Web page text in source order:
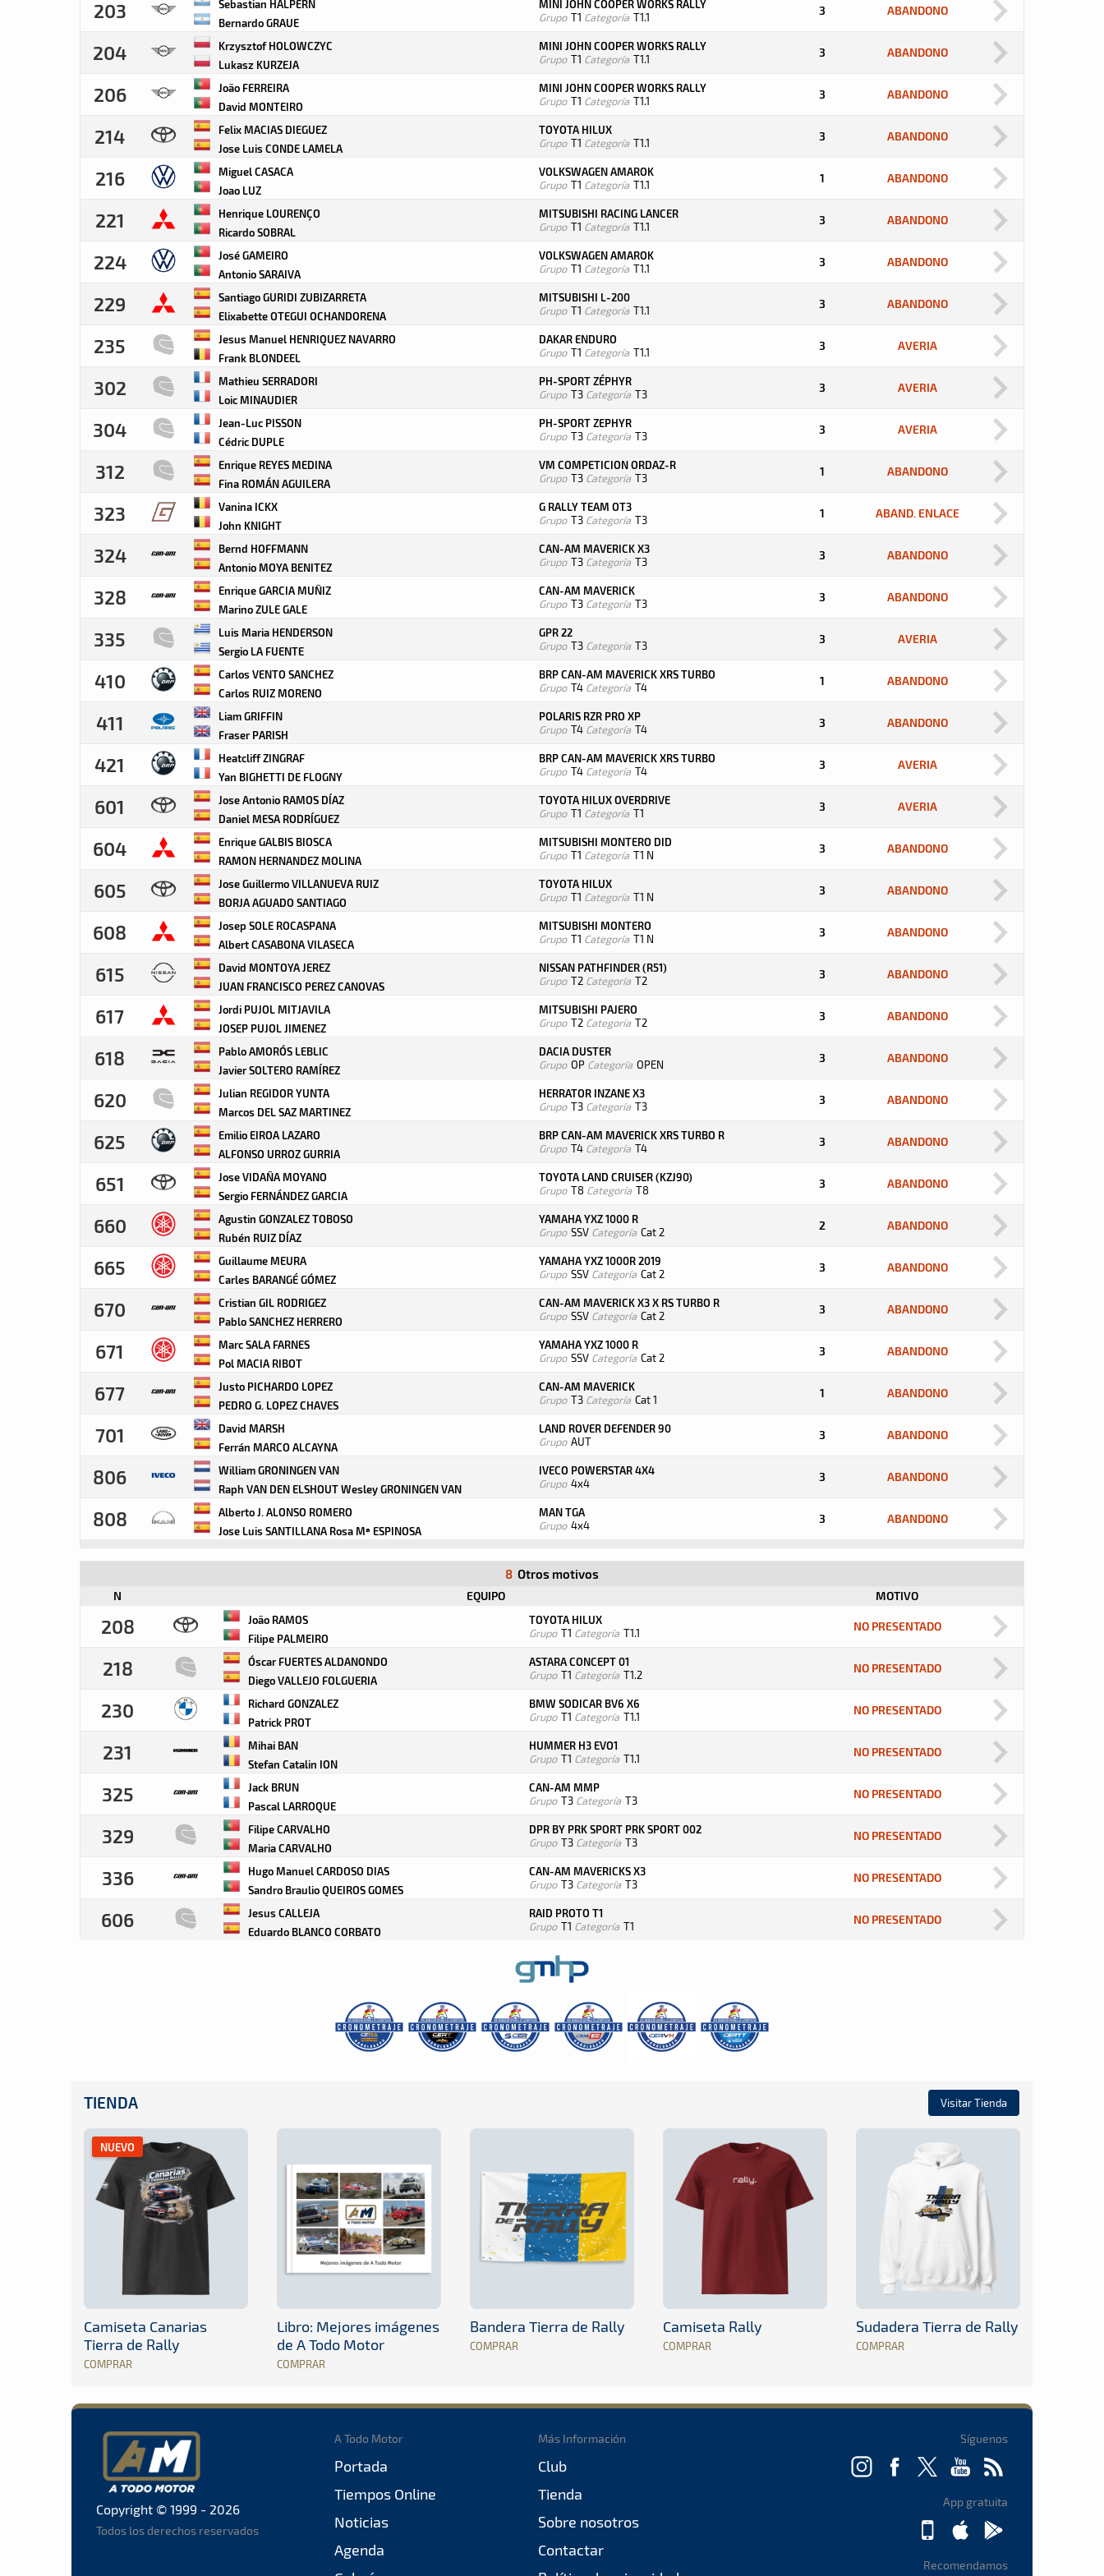
203
Sebastian HALPERN
Bernardo GRAUE
MINI JOHN COOPER WORKS RALLY
Grupo T1 Categoría T1.1 3 ABANDONO
204
Krzysztof HOLOWCZYC
Lukasz KURZEJA
MINI JOHN COOPER WORKS RALLY
Grupo T1 Categoría T1.1 3 ABANDONO
206
João FERREIRA
David MONTEIRO
MINI JOHN COOPER WORKS RALLY
Grupo T1 Categoría T1.1 3 ABANDONO
214
Felix MACIAS DIEGUEZ
Jose Luis CONDE LAMELA
TOYOTA HILUX
Grupo T1 Categoría T1.1 3 ABANDONO
216
Miguel CASACA
Joao LUZ
VOLKSWAGEN AMAROK
Grupo T1 Categoría T1.1 1 ABANDONO
221
Henrique LOURENÇO
Ricardo SOBRAL
MITSUBISHI RACING LANCER
Grupo T1 Categoría T1.1 3 ABANDONO
224
José GAMEIRO
Antonio SARAIVA
VOLKSWAGEN AMAROK
Grupo T1 Categoría T1.1 3 ABANDONO
229
Santiago GURIDI ZUBIZARRETA
Elixabette OTEGUI OCHANDORENA
MITSUBISHI L-200
Grupo T1 Categoría T1.1 3 ABANDONO
235
Jesus Manuel HENRIQUEZ NAVARRO
Frank BLONDEEL
DAKAR ENDURO
Grupo T1 Categoría T1.1 3 AVERIA
302
Mathieu SERRADORI
Loic MINAUDIER
PH-SPORT ZÉPHYR
Grupo T3 Categoría T3 3 AVERIA
304
Jean-Luc PISSON
Cédric DUPLE
PH-SPORT ZEPHYR
Grupo T3 Categoría T3 3 AVERIA
312
Enrique REYES MEDINA
Fina ROMÁN AGUILERA
VM COMPETICION ORDAZ-R
Grupo T3 Categoría T3 1 ABANDONO
323
Vanina ICKX
John KNIGHT
G RALLY TEAM OT3
Grupo T3 Categoría T3 1 ABAND. ENLACE
324
Bernd HOFFMANN
Antonio MOYA BENITEZ
CAN-AM MAVERICK X3
Grupo T3 Categoría T3 3 ABANDONO
328
Enrique GARCIA MUÑIZ
Marino ZULE GALE
CAN-AM MAVERICK
Grupo T3 Categoría T3 3 ABANDONO
335
Luis Maria HENDERSON
Sergio LA FUENTE
GPR 22
Grupo T3 Categoría T3 3 AVERIA
410
Carlos VENTO SANCHEZ
Carlos RUIZ MORENO
BRP CAN-AM MAVERICK XRS TURBO
Grupo T4 Categoría T4 1 ABANDONO
411
Liam GRIFFIN
Fraser PARISH
POLARIS RZR PRO XP
Grupo T4 Categoría T4 3 ABANDONO
421
Heatcliff ZINGRAF
Yan BIGHETTI DE FLOGNY
BRP CAN-AM MAVERICK XRS TURBO
Grupo T4 Categoría T4 3 AVERIA
601
Jose Antonio RAMOS DÍAZ
Daniel MESA RODRÍGUEZ
TOYOTA HILUX OVERDRIVE
Grupo T1 Categoría T1 3 AVERIA
604
Enrique GALBIS BIOSCA
RAMON HERNANDEZ MOLINA
MITSUBISHI MONTERO DID
Grupo T1 Categoría T1 N 3 ABANDONO
605
Jose Guillermo VILLANUEVA RUIZ
BORJA AGUADO SANTIAGO
TOYOTA HILUX
Grupo T1 Categoría T1 N 3 ABANDONO
608
Josep SOLE ROCASPANA
Albert CASABONA VILASECA
MITSUBISHI MONTERO
Grupo T1 Categoría T1 N 3 ABANDONO
615
David MONTOYA JEREZ
JUAN FRANCISCO PEREZ CANOVAS
NISSAN PATHFINDER (R51)
Grupo T2 Categoría T2 3 ABANDONO
617
Jordi PUJOL MITJAVILA
JOSEP PUJOL JIMENEZ
MITSUBISHI PAJERO
Grupo T2 Categoría T2 3 ABANDONO
618
Pablo AMORÓS LEBLIC
Javier SOLTERO RAMÍREZ
DACIA DUSTER
Grupo OP Categoría OPEN 3 ABANDONO
620
Julian REGIDOR YUNTA
Marcos DEL SAZ MARTINEZ
HERRATOR INZANE X3
Grupo T3 Categoría T3 3 ABANDONO
625
Emilio EIROA LAZARO
ALFONSO URROZ GURRIA
BRP CAN-AM MAVERICK XRS TURBO R
Grupo T4 Categoría T4 3 ABANDONO
651
Jose VIDAÑA MOYANO
Sergio FERNÁNDEZ GARCIA
TOYOTA LAND CRUISER (KZJ90)
Grupo T8 Categoría T8 3 ABANDONO
660
Agustin GONZALEZ TOBOSO
Rubén RUIZ DÍAZ
YAMAHA YXZ 1000 R
Grupo SSV Categoría Cat 2 2 ABANDONO
665
Guillaume MEURA
Carles BARANGÉ GÓMEZ
YAMAHA YXZ 1000R 2019
Grupo SSV Categoría Cat 2 3 ABANDONO
670
Cristian GIL RODRIGEZ
Pablo SANCHEZ HERRERO
CAN-AM MAVERICK X3 X RS TURBO R
Grupo SSV Categoría Cat 2 3 ABANDONO
671
Marc SALA FARNES
Pol MACIA RIBOT
YAMAHA YXZ 1000 R
Grupo SSV Categoría Cat 2 3 ABANDONO
677
Justo PICHARDO LOPEZ
PEDRO G. LOPEZ CHAVES
CAN-AM MAVERICK
Grupo T3 Categoría Cat 1 1 ABANDONO
701
David MARSH
Ferrán MARCO ALCAYNA
LAND ROVER DEFENDER 90
Grupo AUT 3 ABANDONO
806
William GRONINGEN VAN
Raph VAN DEN ELSHOUT Wesley GRONINGEN VAN
IVECO POWERSTAR 4X4
Grupo 4x4 3 ABANDONO
808
Alberto J. ALONSO ROMERO
Jose Luis SANTILLANA Rosa Mª ESPINOSA
MAN TGA
Grupo 4x4 3 ABANDONO
8 Otros motivos
N EQUIPO MOTIVO
208
João RAMOS
Filipe PALMEIRO
TOYOTA HILUX
Grupo T1 Categoría T1.1 NO PRESENTADO
218
Óscar FUERTES ALDANONDO
Diego VALLEJO FOLGUERIA
ASTARA CONCEPT 01
Grupo T1 Categoría T1.2 NO PRESENTADO
230
Richard GONZALEZ
Patrick PROT
BMW SODICAR BV6 X6
Grupo T1 Categoría T1.1 NO PRESENTADO
231
Mihai BAN
Stefan Catalin ION
HUMMER H3 EVO1
Grupo T1 Categoría T1.1 NO PRESENTADO
325
Jack BRUN
Pascal LARROQUE
CAN-AM MMP
Grupo T3 Categoría T3 NO PRESENTADO
329
Filipe CARVALHO
Maria CARVALHO
DPR BY PRK SPORT PRK SPORT 002
Grupo T3 Categoría T3 NO PRESENTADO
336
Hugo Manuel CARDOSO DIAS
Sandro Braulio QUEIROS GOMES
CAN-AM MAVERICKS X3
Grupo T3 Categoría T3 NO PRESENTADO
606
Jesus CALLEJA
Eduardo BLANCO CORBATO
RAID PROTO T1
Grupo T1 Categoría T1 NO PRESENTADO
TIENDA Visitar Tienda
NUEVO
Camiseta Canarias
Tierra de Rally
COMPRAR
Libro: Mejores imágenes
de A Todo Motor
COMPRAR
Bandera Tierra de Rally
COMPRAR
Camiseta Rally
COMPRAR
Sudadera Tierra de Rally
COMPRAR
Copyright © 1999 - 2026
Todos los derechos reservados
A Todo Motor
Portada
Tiempos Online
Noticias
Agenda
Más Información
Club
Tienda
Sobre nosotros
Contactar
Síguenos
App gratuita
Recomendamos